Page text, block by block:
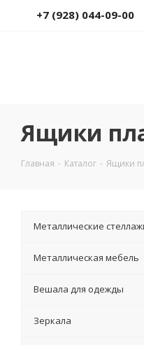
+7 (928) 044-09-00
Ящики
Главная - Каталог - Ящики
Металлические
Металлическая мебель
Вешала для одежды
Зеркала